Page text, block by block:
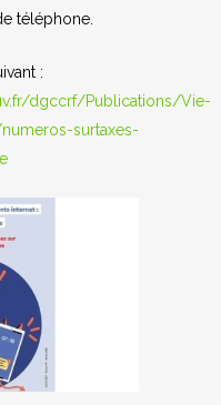
téléphone.
:
dgccrf/Publications/Vie-
surtaxes-